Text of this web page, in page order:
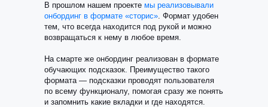
В прошлом нашем проекте мы реализовывали
онбординг в формате «сторис». Формат удобен
тем, что всегда находится под рукой и можно
возвращаться к нему в любое время.
На смарте же онбординг реализован в формате
обучающих подсказок. Преимущество такого
формата — подсказки проводят пользователя
по всему функционалу, помогая сразу же понять
и запомнить какие вкладки и где находятся.